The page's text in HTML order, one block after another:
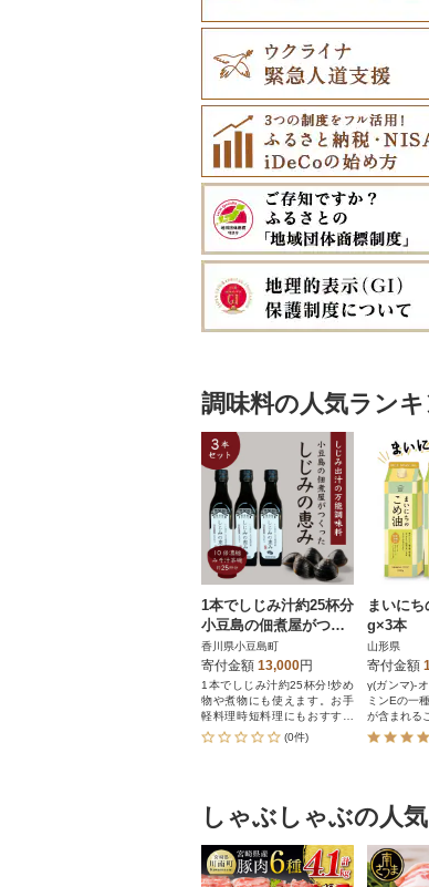
調味料の人気ラン
1本でしじみ汁約25杯分
小豆島の佃煮屋がつく
った 「しじみの恵み」
3本
香川県小豆島町
寄付金額 13,000円
1本でしじみ汁約25杯分!炒め
物や煮物にも使えます。お手
軽料理時短料理にもおすすめ
です。
(0件)
まいに
g×3本
山形県
寄付金額
γ(ガンマ)-
ミンEの一
が含まれる
しゃぶしゃぶの人